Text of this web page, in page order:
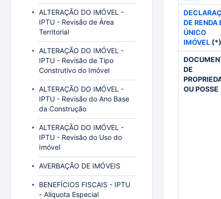
DE RENDA
ÚNICO
IMÓVEL (*)
DE
OU POSSE
ALTERAÇÃO DO IMÓVEL -
IPTU - Revisão de Área
Territorial
ALTERAÇÃO DO IMÓVEL -
IPTU - Revisão de Tipo
Construtivo do Imóvel
ALTERAÇÃO DO IMÓVEL -
IPTU - Revisão do Ano Base
da Construção
ALTERAÇÃO DO IMÓVEL -
IPTU - Revisão do Uso do
Imóvel
AVERBAÇÃO DE IMÓVEIS
BENEFÍCIOS FISCAIS - IPTU
- Alíquota Especial